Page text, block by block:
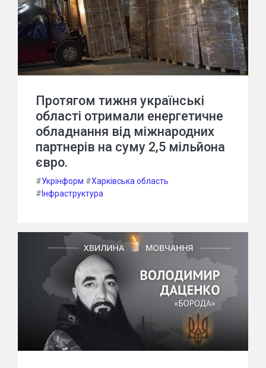
Протягом тижня українські
області отримали енергетичне
обладнання від міжнародних
партнерів на суму 2,5 мільйона
євро.
#Укрінформ #Харківська область
# Інфраструктура